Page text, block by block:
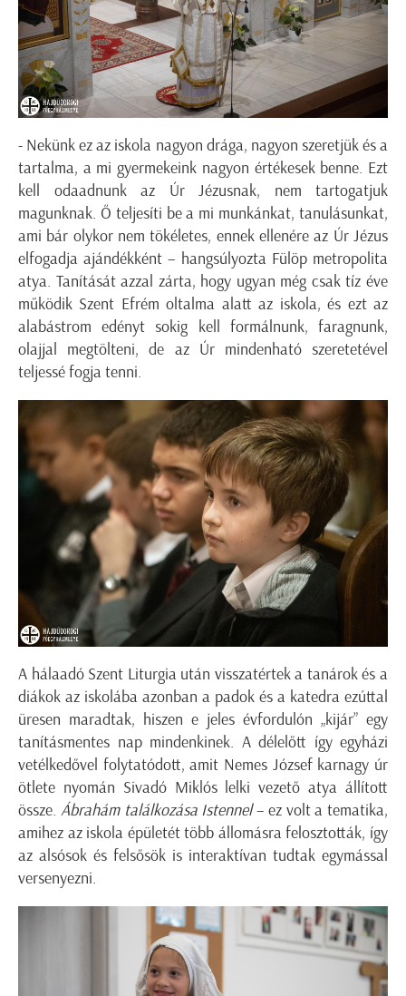
- Nekünk ez az iskola nagyon drága, nagyon szeretjük és a
tartalma, a mi gyermekeink nagyon értékesek benne. Ezt
kell odaadnunk az Úr Jézusnak, nem tartogatjuk
magunknak. Ő teljesíti be a mi munkánkat, tanulásunkat,
ami bár olykor nem tökéletes, ennek ellenére az Úr Jézus
elfogadja ajándékként – hangsúlyozta Fülöp metropolita
atya. Tanítását azzal zárta, hogy ugyan még csak tíz éve
működik Szent Efrém oltalma alatt az iskola, és ezt az
alabástrom edényt sokig kell formálnunk, faragnunk,
olajjal megtölteni, de az Úr mindenható szeretetével
teljessé fogja tenni.
A hálaadó Szent Liturgia után visszatértek a tanárok és a
diákok az iskolába azonban a padok és a katedra ezúttal
üresen maradtak, hiszen e jeles évfordulón „kijár” egy
tanításmentes nap mindenkinek. A délelőtt így egyházi
vetélkedővel folytatódott, amit Nemes József karnagy úr
ötlete nyomán Sivadó Miklós lelki vezető atya állított
össze. Ábrahám találkozása Istennel– ez volt a tematika,
amihez az iskola épületét több állomásra felosztották, így
az alsósok és felsősök is interaktívan tudtak egymással
versenyezni.